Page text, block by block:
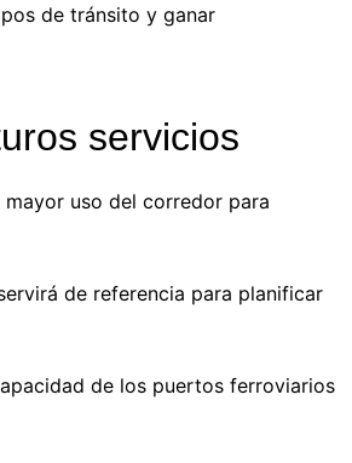
de tránsito y ganar
servicios
uso del corredor para
de referencia para planificar
de los puertos ferroviarios